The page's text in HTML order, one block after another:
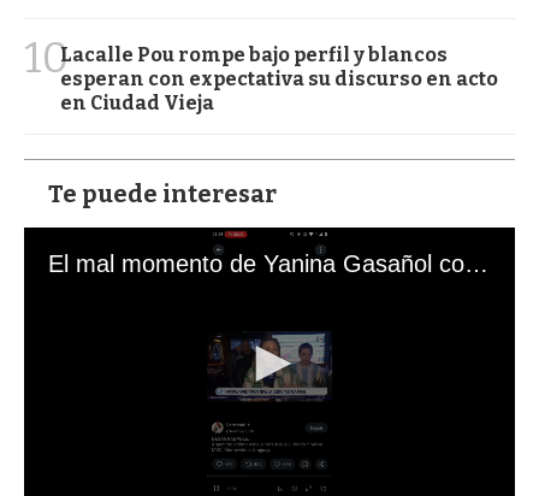
10Lacalle Pou rompe bajo perfil y blancos
esperan con expectativa su discurso en acto
en Ciudad Vieja
Te puede interesar
El mal momento de Yanina Gasañol con un hincha argentino en "Subrayado"